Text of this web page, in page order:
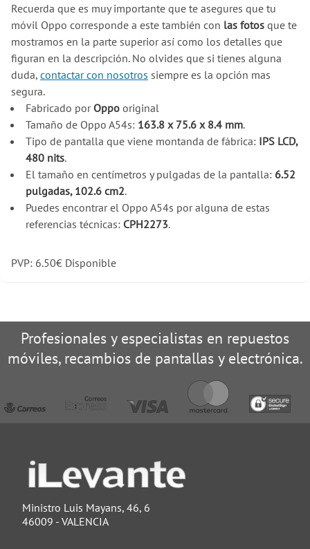
Recuerda que es muy importante que te asegures que tu
móvil Oppo corresponde a este también con las fotos que te
mostramos en la parte superior así como los detalles que
figuran en la descripción. No olvides que si tienes alguna
duda, contactar con nosotros siempre es la opción mas
segura.
Fabricado por Oppooriginal
Tamaño de Oppo A54s: 163.8 x 75.6 x 8.4 mm.
Tipo de pantalla que viene montanda de fábrica: IPS LCD,
480 nits.
El tamaño en centímetros y pulgadas de la pantalla: 6.52
pulgadas, 102.6 cm2.
Puedes encontrar el Oppo A54s por alguna de estas
referencias técnicas: CPH2273.
PVP: 6.50€ Disponible
Profesionales y especialistas en repuestos
móviles, recambios de pantallas y electrónica.
Ministro Luis Mayans, 46, 6
46009 - VALENCIA